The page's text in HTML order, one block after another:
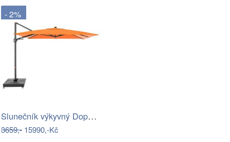
- 2%
Slunečník výkyvný Doppler myZone 220 x…
3659,- 15990,-Kč